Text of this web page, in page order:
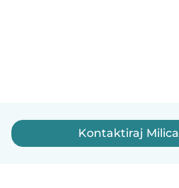
Kontaktiraj Milica